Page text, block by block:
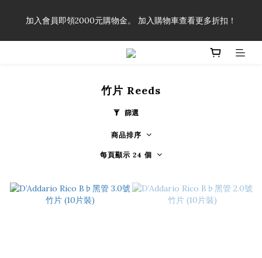
享有弦線、配件終生89折優惠！
加入會員即領2000元購物金。 加入購物車查看更多折扣！
「一生弦命！」單筆購買弦線、配件滿$999（不含運費），即可
竹片 Reeds
篩選
商品排序
每頁顯示 24 個